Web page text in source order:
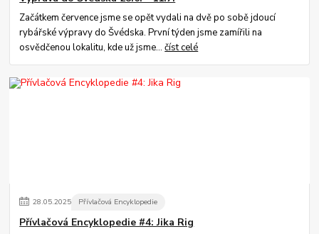
Začátkem července jsme se opět vydali na dvě po sobě jdoucí
rybářské výpravy do Švédska. První týden jsme zamířili na
osvědčenou lokalitu, kde už jsme...číst celé
28.05.2025 Přívlačová Encyklopedie
Přívlačová Encyklopedie #4: Jika Rig